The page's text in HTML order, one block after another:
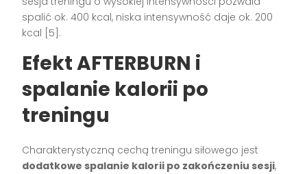
spalić ok. 400 kcal, niska intensywność daje ok. 200
kcal [5].
Efekt AFTERBURN i
spalanie kalorii po
treningu
Charakterystyczną cechą treningu siłowego jest
dodatkowe spalanie kalorii po zakończeniu sesji,